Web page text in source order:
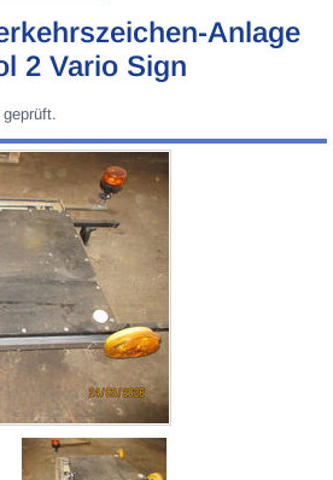
Anlage
2 Vario Sign